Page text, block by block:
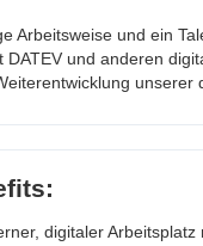
Arbeitsweise und ein
und anderen
unserer
digitaler Arbeitsplatz